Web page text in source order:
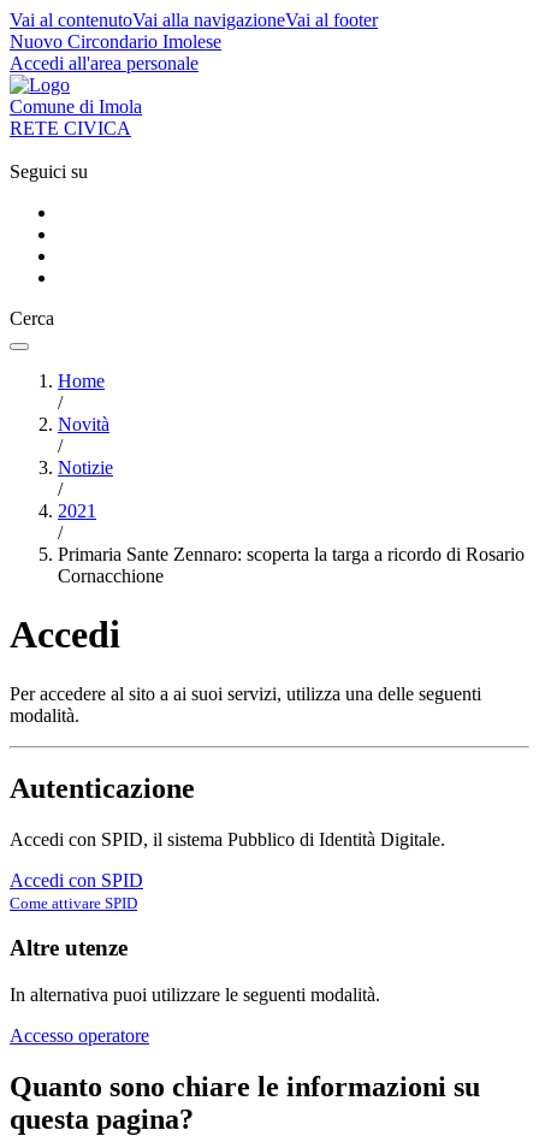
Vai al contenutoVai alla navigazioneVai al footer
Nuovo Circondario Imolese
Accedi all'area personale
Comune di Imola
RETE CIVICA
Seguici su
Cerca
Home
/
Novità
/
Notizie
/
2021
/
Primaria Sante Zennaro: scoperta la targa a ricordo di Rosario
Cornacchione
Accedi
Per accedere al sito a ai suoi servizi, utilizza una delle seguenti
modalità.
Autenticazione
Accedi con SPID, il sistema Pubblico di Identità Digitale.
Accedi con SPID
Come attivare SPID
Altre utenze
In alternativa puoi utilizzare le seguenti modalità.
Accesso operatore
Quanto sono chiare le informazioni su
questa pagina?